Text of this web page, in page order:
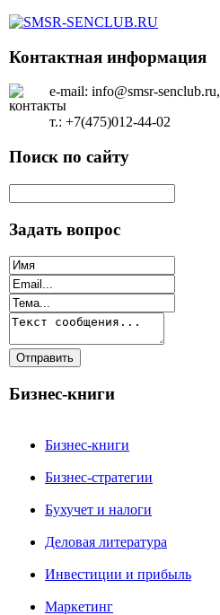
Контактная информация
e-mail: info@smsr-senclub.ru,
т.: +7(475)012-44-02
Поиск по сайту
Задать вопрос
Бизнес-книги
Бизнес-книги
Бизнес-стратегии
Бухучет и налоги
Деловая литература
Инвестиции и прибыль
Маркетинг